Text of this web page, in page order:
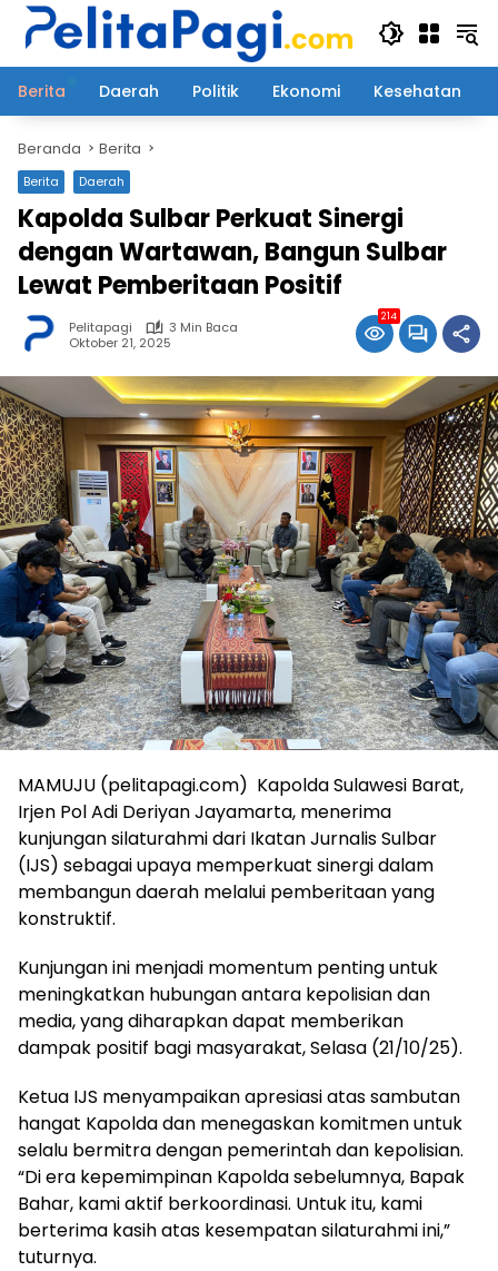
Langsung
Berita
Daerah Politik Ekonomi Kesehatan
Beranda Berita
Berita Daerah
Kapolda Sulbar Perkuat Sinergi
dengan Wartawan, Bangun Sulbar
Lewat Pemberitaan Positif
Pelitapagi
3 Min Baca
Oktober 21, 2025
214
MAMUJU (pelitapagi.com) Kapolda Sulawesi Barat,
Irjen Pol Adi Deriyan Jayamarta, menerima
kunjungan silaturahmi dari Ikatan Jurnalis Sulbar
(IJS) sebagai upaya memperkuat sinergi dalam
membangun daerah melalui pemberitaan yang
konstruktif.
Kunjungan ini menjadi momentum penting untuk
meningkatkan hubungan antara kepolisian dan
media, yang diharapkan dapat memberikan
dampak positif bagi masyarakat, Selasa (21/10/25).
Ketua IJS menyampaikan apresiasi atas sambutan
hangat Kapolda dan menegaskan komitmen untuk
selalu bermitra dengan pemerintah dan kepolisian.
“Di era kepemimpinan Kapolda sebelumnya, Bapak
Bahar, kami aktif berkoordinasi. Untuk itu, kami
berterima kasih atas kesempatan silaturahmi ini,”
tuturnya.